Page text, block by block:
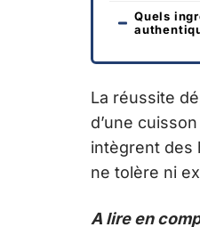
Quels
La réussite
d’une
intègrent des
ne tolère ni
A lire en